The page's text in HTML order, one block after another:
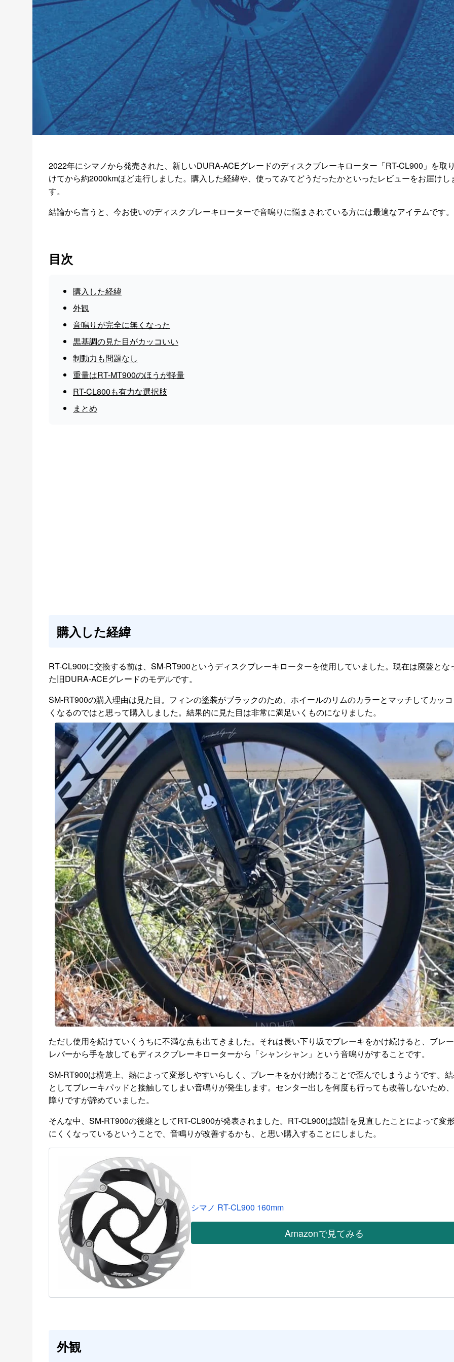
2022年にシマノから発売された、新しいDURA-ACEグレードのディスクブレーキローター「RT-CL900」を取
けてから約2000kmほど走行しました。購入した経緯や、使ってみてどうだったかといったレビューをお届けし
す。
結論から言うと、今お使いのディスクブレーキローターで音鳴りに悩まされている方には最適なアイテムです。
目次
購入した経緯
外観
音鳴りが完全に無くなった
黒基調の見た目がカッコいい
制動力も問題なし
重量はRT-MT900のほうが軽量
RT-CL800も有力な選択肢
まとめ
購入した経緯
RT-CL900に交換する前は、SM-RT900というディスクブレーキローターを使用していました。現在は廃盤とな
た旧DURA-ACEグレードのモデルです。
SM-RT900の購入理由は見た目。フィンの塗装がブラックのため、ホイールのリムのカラーとマッチしてカッ
くなるのではと思って購入しました。結果的に見た目は非常に満足いくものになりました。
ただし使用を続けていくうちに不満な点も出てきました。それは長い下り坂でブレーキをかけ続けると、ブレ
レバーから手を放してもディスクブレーキローターから「シャンシャン」という音鳴りがすることです。
SM-RT900は構造上、熱によって変形しやすいらしく、ブレーキをかけ続けることで歪んでしまうようです。
としてブレーキパッドと接触してしまい音鳴りが発生します。センター出しを何度も行っても改善しないため
障りですが諦めていました。
そんな中、SM-RT900の後継としてRT-CL900が発表されました。RT-CL900は設計を見直したことによって変
にくくなっているということで、音鳴りが改善するかも、と思い購入することにしました。
シマノ RT-CL900 160mm
Amazonで見てみる
外観